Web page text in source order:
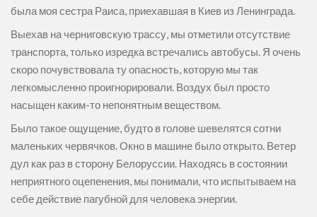
была моя сестра Раиса, приехавшая в Киев из Ленинграда.
Выехав на черниговскую трассу, мы отметили отсутствие
транспорта, только изредка встречались автобусы. Я очень
скоро почувствовала ту опасность, которую мы так
легкомысленно проигнорировали. Воздух был просто
насыщен каким-то непонятным веществом.
Было такое ощущение, будто в голове шевелятся сотни
маленьких червячков. Окно в машине было открыто. Ветер
дул как раз в сторону Белоруссии. Находясь в состоянии
неприятного оцепенения, мы понимали, что испытываем на
себе действие пагубной для человека энергии.